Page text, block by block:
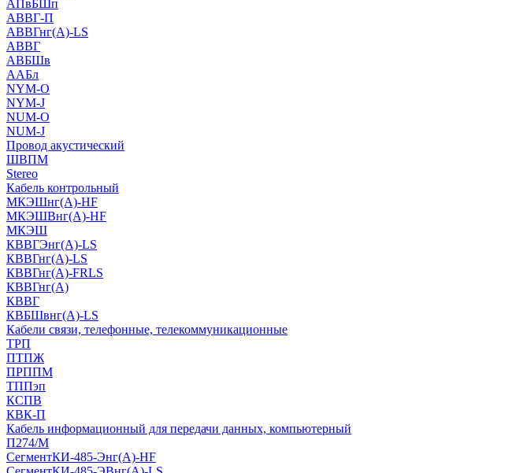
АПвБШп
АВВГ-П
АВВГнг(А)-LS
АВВГ
АВБШв
ААБл
NYM-O
NYM-J
NUM-О
NUM-J
Провод акустический
ШВПМ
Stereo
Кабель контрольный
МКЭШнг(A)-HF
МКЭШВнг(А)-HF
МКЭШ
КВВГЭнг(А)-LS
КВВГнг(А)-LS
КВВГнг(А)-FRLS
КВВГнг(А)
КВВГ
КВБШвнг(А)-LS
Кабели связи, телефонные, телекоммуникационные
ТРП
ПТПЖ
ПРППМ
ТППэп
КСПВ
КВК-П
Кабель информационный для передачи данных, компьютерный
П274/М
СегментКИ-485-Энг(А)-HF